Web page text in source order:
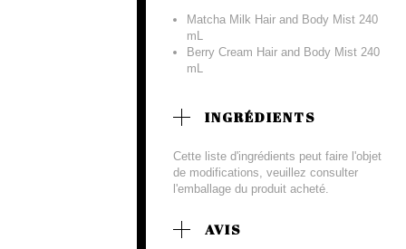
Matcha Milk Hair and Body Mist 240
mL
Berry Cream Hair and Body Mist 240
mL
INGRÉDIENTS
Cette liste d'ingrédients peut faire l'objet
de modifications, veuillez consulter
l'emballage du produit acheté.
AVIS